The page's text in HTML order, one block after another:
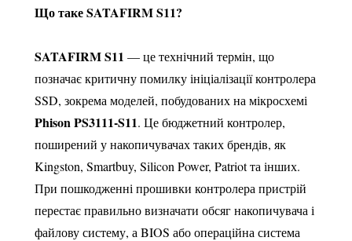
Що таке SATAFIRM S11?
SATAFIRM S11 — це технічний термін, що
позначає критичну помилку ініціалізації контролера
SSD, зокрема моделей, побудованих на мікросхемі
Phison PS3111-S11. Це бюджетний контролер,
поширений у накопичувачах таких брендів, як
Kingston, Smartbuy, Silicon Power, Patriot та інших.
При пошкодженні прошивки контролера пристрій
перестає правильно визначати обсяг накопичувача і
файлову систему, а BIOS або операційна система